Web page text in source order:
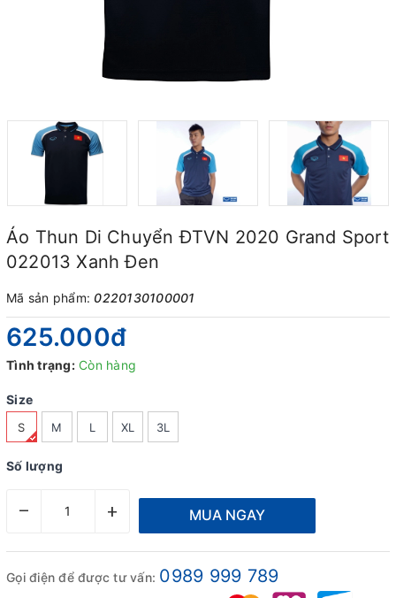
Áo Thun Di Chuyển ĐTVN 2020 Grand Sport
022013 Xanh Đen
Mã sản phẩm: 0220130100001
625.000₫
Tình trạng: Còn hàng
Size
S M L XL 3L
Số lượng
– + MUA NGAY
Gọi điện để được tư vấn: 0989 999 789